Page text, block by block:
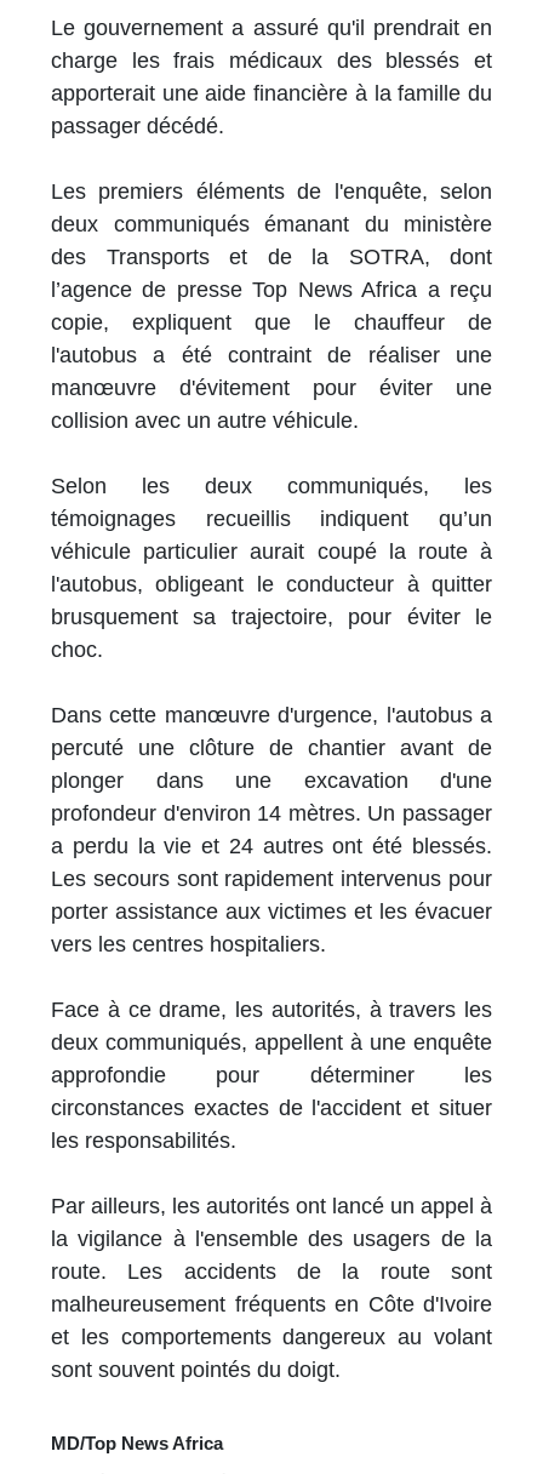
Le gouvernement a assuré qu'il prendrait en
charge les frais médicaux des blessés et
apporterait une aide financière à la famille du
passager décédé.
Les premiers éléments de l'enquête, selon
deux communiqués émanant du ministère
des Transports et de la SOTRA, dont
l’agence de presse Top News Africa a reçu
copie, expliquent que le chauffeur de
l'autobus a été contraint de réaliser une
manœuvre d'évitement pour éviter une
collision avec un autre véhicule.
Selon les deux communiqués, les
témoignages recueillis indiquent qu’un
véhicule particulier aurait coupé la route à
l'autobus, obligeant le conducteur à quitter
brusquement sa trajectoire, pour éviter le
choc.
Dans cette manœuvre d'urgence, l'autobus a
percuté une clôture de chantier avant de
plonger dans une excavation d'une
profondeur d'environ 14 mètres. Un passager
a perdu la vie et 24 autres ont été blessés.
Les secours sont rapidement intervenus pour
porter assistance aux victimes et les évacuer
vers les centres hospitaliers.
Face à ce drame, les autorités, à travers les
deux communiqués, appellent à une enquête
approfondie pour déterminer les
circonstances exactes de l'accident et situer
les responsabilités.
Par ailleurs, les autorités ont lancé un appel à
la vigilance à l'ensemble des usagers de la
route. Les accidents de la route sont
malheureusement fréquents en Côte d'Ivoire
et les comportements dangereux au volant
sont souvent pointés du doigt.
MD/Top News Africa